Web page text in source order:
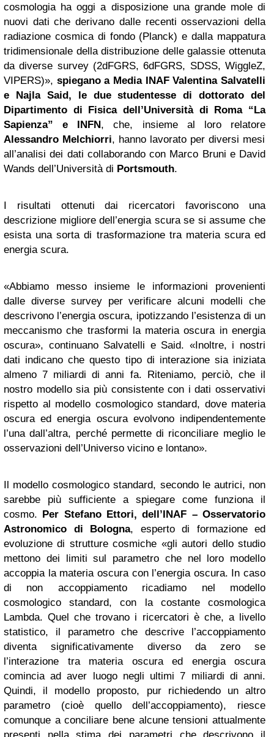
cosmologia ha oggi a disposizione una grande mole di
nuovi dati che derivano dalle recenti osservazioni della
radiazione cosmica di fondo (Planck) e dalla mappatura
tridimensionale della distribuzione delle galassie ottenuta
da diverse survey (2dFGRS, 6dFGRS, SDSS, WiggleZ,
VIPERS)», spiegano a Media INAF Valentina Salvatelli
e Najla Said, le due studentesse di dottorato del
Dipartimento di Fisica dell’Università di Roma “La
Sapienza” e INFN, che, insieme al loro relatore
Alessandro Melchiorri, hanno lavorato per diversi mesi
all’analisi dei dati collaborando con Marco Bruni e David
Wands dell’Università di Portsmouth.
I risultati ottenuti dai ricercatori favoriscono una
descrizione migliore dell’energia scura se si assume che
esista una sorta di trasformazione tra materia scura ed
energia scura.
«Abbiamo messo insieme le informazioni provenienti
dalle diverse survey per verificare alcuni modelli che
descrivono l’energia oscura, ipotizzando l’esistenza di un
meccanismo che trasformi la materia oscura in energia
oscura», continuano Salvatelli e Said. «Inoltre, i nostri
dati indicano che questo tipo di interazione sia iniziata
almeno 7 miliardi di anni fa. Riteniamo, perciò, che il
nostro modello sia più consistente con i dati osservativi
rispetto al modello cosmologico standard, dove materia
oscura ed energia oscura evolvono indipendentemente
l’una dall’altra, perché permette di riconciliare meglio le
osservazioni dell’Universo vicino e lontano».
Il modello cosmologico standard, secondo le autrici, non
sarebbe più sufficiente a spiegare come funziona il
cosmo. Per Stefano Ettori, dell’INAF – Osservatorio
Astronomico di Bologna, esperto di formazione ed
evoluzione di strutture cosmiche «gli autori dello studio
mettono dei limiti sul parametro che nel loro modello
accoppia la materia oscura con l’energia oscura. In caso
di non accoppiamento ricadiamo nel modello
cosmologico standard, con la costante cosmologica
Lambda. Quel che trovano i ricercatori è che, a livello
statistico, il parametro che descrive l’accoppiamento
diventa significativamente diverso da zero se
l’interazione tra materia oscura ed energia oscura
comincia ad aver luogo negli ultimi 7 miliardi di anni.
Quindi, il modello proposto, pur richiedendo un altro
parametro (cioè quello dell’accoppiamento), riesce
comunque a conciliare bene alcune tensioni attualmente